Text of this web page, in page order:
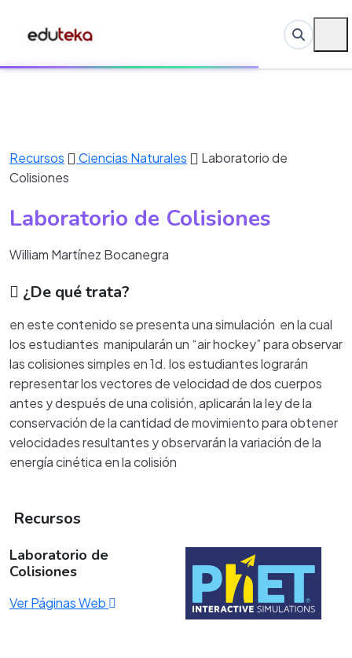
Recursos Ciencias Naturales
Laboratorio de
Colisiones
Laboratorio de Colisiones
William Martínez Bocanegra
¿De qué trata?
en este contenido se presenta una simulación en la cual
los estudiantes manipularán un “air hockey” para observar
las colisiones simples en 1d. los estudiantes lograrán
representar los vectores de velocidad de dos cuerpos
antes y después de una colisión, aplicarán la ley de la
conservación de la cantidad de movimiento para obtener
velocidades resultantes y observarán la variación de la
energía cinética en la colisión
Recursos
Laboratorio de
Colisiones
Ver Páginas Web